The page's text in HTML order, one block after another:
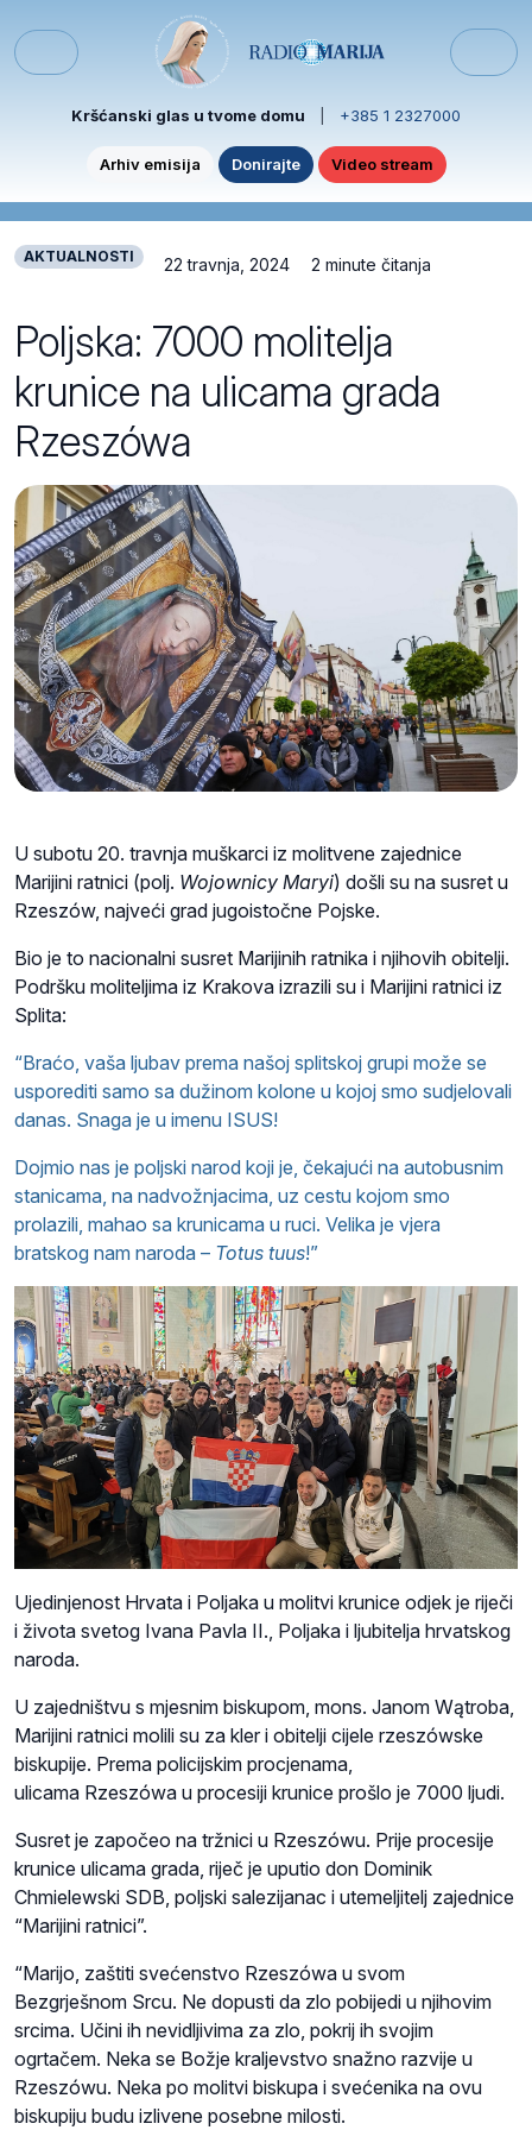
Menu
Kršćanski glas u tvome domu +385 1 2327000
Arhiv emisija Donirajte Video stream
AKTUALNOSTI 22 travnja, 2024 2 minute čitanja
Poljska: 7000 molitelja
krunice na ulicama grada
Rzeszówa
U subotu 20. travnja muškarci iz molitvene zajednice
Marijini ratnici (polj. Wojownicy Maryi) došli su na susret u
Rzeszów, najveći grad jugoistočne Pojske.
Bio je to nacionalni susret Marijinih ratnika i njihovih obitelji.
Podršku moliteljima iz Krakova izrazili su i Marijini ratnici iz
Splita:
“Braćo, vaša ljubav prema našoj splitskoj grupi može se
usporediti samo sa dužinom kolone u kojoj smo sudjelovali
danas. Snaga je u imenu ISUS!
Dojmio nas je poljski narod koji je, čekajući na autobusnim
stanicama, na nadvožnjacima, uz cestu kojom smo
prolazili, mahao sa krunicama u ruci. Velika je vjera
bratskog nam naroda – Totus tuus!”
Ujedinjenost Hrvata i Poljaka u molitvi krunice odjek je riječi
i života svetog Ivana Pavla II., Poljaka i ljubitelja hrvatskog
naroda.
U zajedništvu s mjesnim biskupom, mons. Janom Wątroba,
Marijini ratnici molili su za kler i obitelji cijele rzeszówske
biskupije. Prema policijskim procjenama,
ulicama Rzeszówa u procesiji krunice prošlo je 7000 ljudi.
Susret je započeo na tržnici u Rzeszówu. Prije procesije
krunice ulicama grada, riječ je uputio don Dominik
Chmielewski SDB, poljski salezijanac i utemeljitelj zajednice
“Marijini ratnici”.
“Marijo, zaštiti svećenstvo Rzeszówa u svom
Bezgrješnom Srcu. Ne dopusti da zlo pobijedi u njihovim
srcima. Učini ih nevidljivima za zlo, pokrij ih svojim
ogrtačem. Neka se Božje kraljevstvo snažno razvije u
Rzeszówu. Neka po molitvi biskupa i svećenika na ovu
biskupiju budu izlivene posebne milosti.